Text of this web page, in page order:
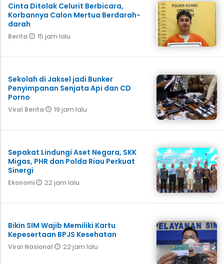
Cinta Ditolak Celurit Berbicara,
Korbannya Calon Mertua Berdarah-
darah
Berita 15 jam lalu
Sekolah di Jaksel jadi Bunker
Penyimpanan Senjata Api dan CD
Porno
Viral Berita 19 jam lalu
Sepakat Lindungi Aset Negara, SKK
Migas, PHR dan Polda Riau Perkuat
Sinergi
Ekonomi 22 jam lalu
Bikin SIM Wajib Memiliki Kartu
Kepesertaan BPJS Kesehatan
Viral Nasional 22 jam lalu